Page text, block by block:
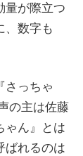
量が際立つ
、数字も
さっちゃ
の主は佐藤
ゃん』とは
ばれるのは